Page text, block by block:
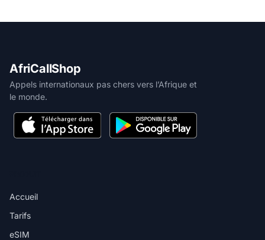
AfriCallShop
Appels internationaux pas chers vers l’Afrique et
le monde.
Accueil
Tarifs
eSIM